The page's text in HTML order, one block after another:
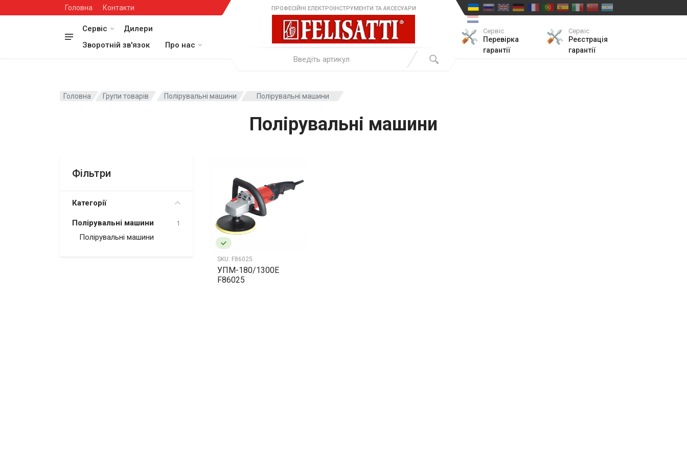
Головна Контакти
Сервіс
Дилери
Зворотній зв'язок
Про нас
ПРОФЕСІЙНІ ЕЛЕКТРОІНСТРУМЕНТИ ТА АКСЕСУАРИ
Сервіс
Перевірка
гарантії
Сервіс
Реєстрація
гарантії
Головна Групи товарів Полірувальні машини Полірувальні машини
Полірувальні машини
Фільтри
Категорії
Полірувальні машини 1
Полірувальні машини
SKU: F86025
УПМ-180/1300Е
F86025